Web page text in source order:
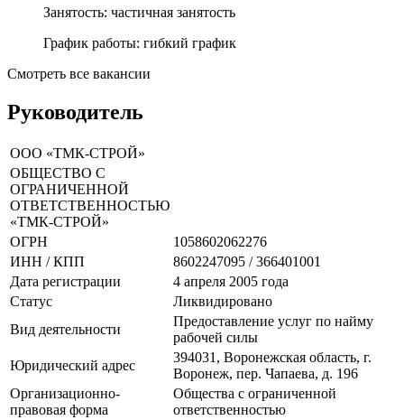
Занятость: частичная занятость
График работы: гибкий график
Смотреть все вакансии
Руководитель
ООО «ТМК-СТРОЙ»
ОБЩЕСТВО С
ОГРАНИЧЕННОЙ
ОТВЕТСТВЕННОСТЬЮ
«ТМК-СТРОЙ»
ОГРН
1058602062276
ИНН / КПП
8602247095 / 366401001
Дата регистрации
4 апреля 2005 года
Статус
Ликвидировано
Вид деятельности
Предоставление услуг по найму
рабочей силы
Юридический адрес
394031, Воронежская область, г.
Воронеж, пер. Чапаева, д. 196
Организационно-
правовая форма
Общества с ограниченной
ответственностью